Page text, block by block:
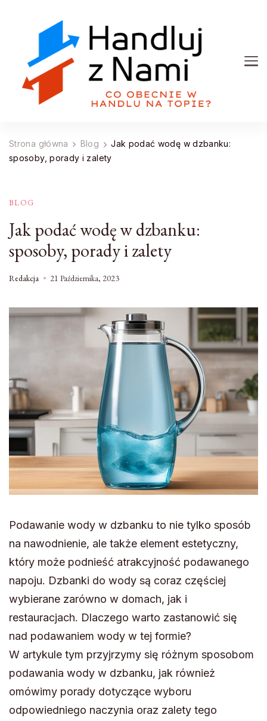
Strona główna Blog
Jak podać wodę w dzbanku:
sposoby, porady i zalety
BLOG
Jak podać wodę w dzbanku:
sposoby, porady i zalety
Redakcja 21 Października, 2023
Podawanie wody w dzbanku to nie tylko sposób
na nawodnienie, ale także element estetyczny,
który może podnieść atrakcyjność podawanego
napoju. Dzbanki do wody są coraz częściej
wybierane zarówno w domach, jak i
restauracjach. Dlaczego warto zastanowić się
nad podawaniem wody w tej formie?
W artykule tym przyjrzymy się różnym sposobom
podawania wody w dzbanku, jak również
omówimy porady dotyczące wyboru
odpowiedniego naczynia oraz zalety tego